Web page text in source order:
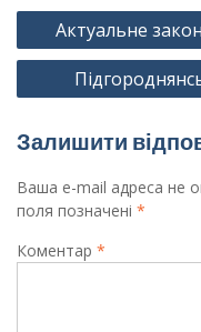
Навігація
записів
Актуальне
Залишити
Ваша e-mail адреса не
поля позначені *
Коментар *